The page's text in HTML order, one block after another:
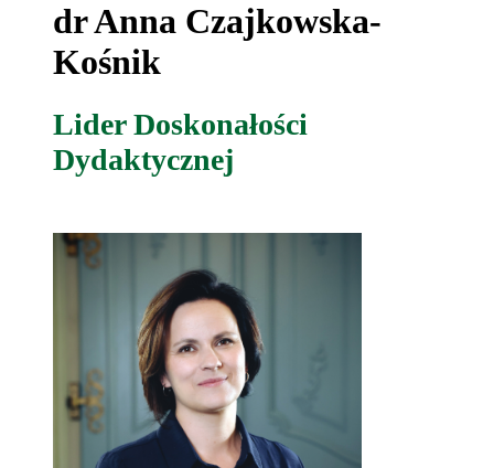
dr Anna Czajkowska-
Kośnik
Lider Doskonałości
Dydaktycznej